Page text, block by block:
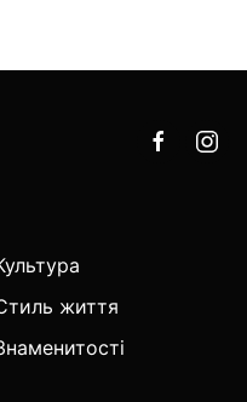
життя